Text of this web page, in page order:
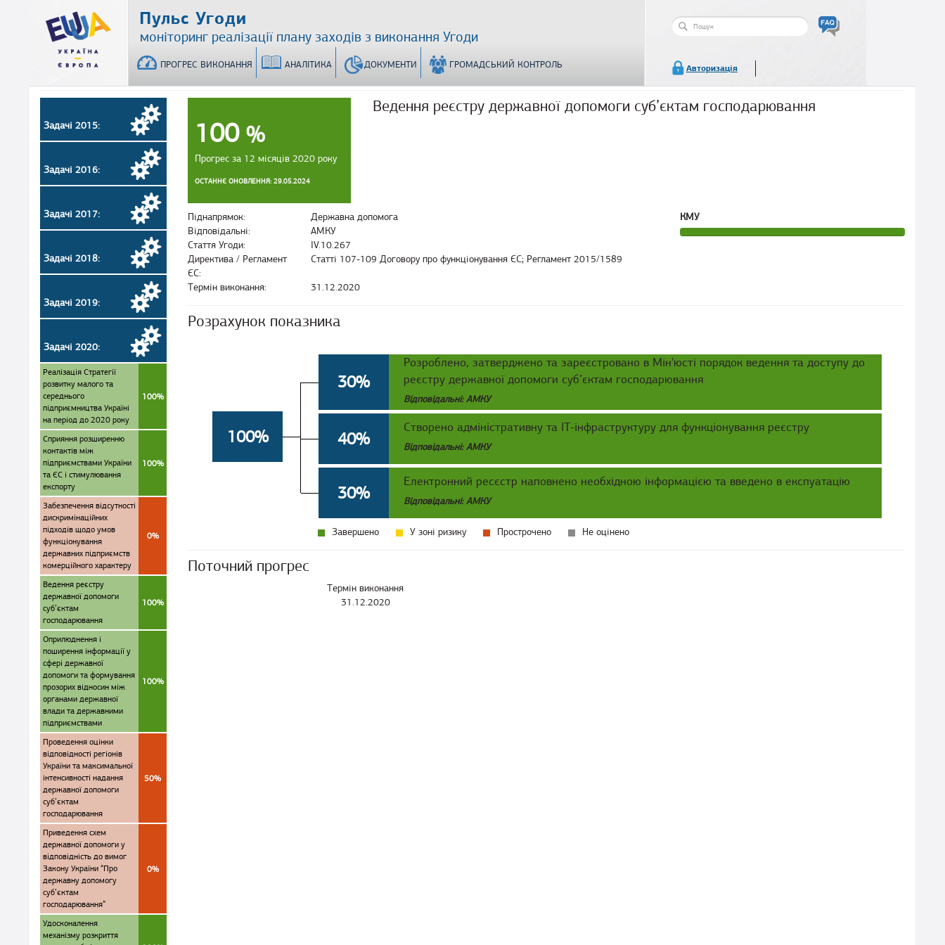
Пульс Угоди
моніторинг реалізації плану заходів з виконання Угоди
ПРОГРЕС ВИКОНАННЯ АНАЛІТИКА ДОКУМЕНТИ ГРОМАДСЬКИЙ КОНТРОЛЬ
Пошукова
Авторизація
100 %
Прогрес за 12 місяців 2020 року
ОСТАННЄ ОНОВЛЕННЯ: 29.05.2024
Ведення реєстру державної допомоги суб’єктам господарювання
Піднапрямок:
Державна допомога
Відповідальні:
АМКУ
Стаття Угоди:
IV.10.267
Директива / Регламент
ЄС:
Статті 107-109 Договору про функціонування ЄС; Регламент 2015/1589
Термін виконання: 31.12.2020
КМУ
Розрахунок показника
100%
30%
Розроблено, затверджено та зареєстровано в Мін'юсті порядок ведення та доступу до
реєстру державної допомоги суб’єктам господарювання
Відповідальні: АМКУ
40%
Створено адміністративну та IT-інфраструктуру для функціонування реєстру
Відповідальні: АМКУ
30%
Електронний ресєстр наповнено необхідною інформацією та введено в експуатацію
Відповідальні: АМКУ
Завершено У зоні ризику Прострочено Не оцінено
Поточний прогрес
Термін виконання
31.12.2020
Задачі 2015:
Задачі 2016:
Задачі 2017:
Задачі 2018:
Задачі 2019:
Задачі 2020:
Реалізація Стратегії
розвитку малого та
середнього
підприємництва Україні
на період до 2020 року
100%
Сприяння розширенню
контактів між
підприємствами України
та ЄС і стимулювання
експорту
100%
Забезпечення відсутності
дискримінаційних
підходів щодо умов
функціонування
державних підприємств
комерційного характеру
0%
Ведення реєстру
державної допомоги
суб’єктам
господарювання
100%
Оприлюднення і
поширення інформації у
сфері державної
допомоги та формування
прозорих відносин між
органами державної
влади та державними
підприємствами
100%
Проведення оцінки
відповідності регіонів
України та максимальної
інтенсивності надання
державної допомоги
суб’єктам
господарювання
50%
Приведення схем
державної допомоги у
відповідність до вимог
Закону України “Про
державну допомогу
суб’єктам
господарювання”
0%
Удосконалення
механізму розкриття